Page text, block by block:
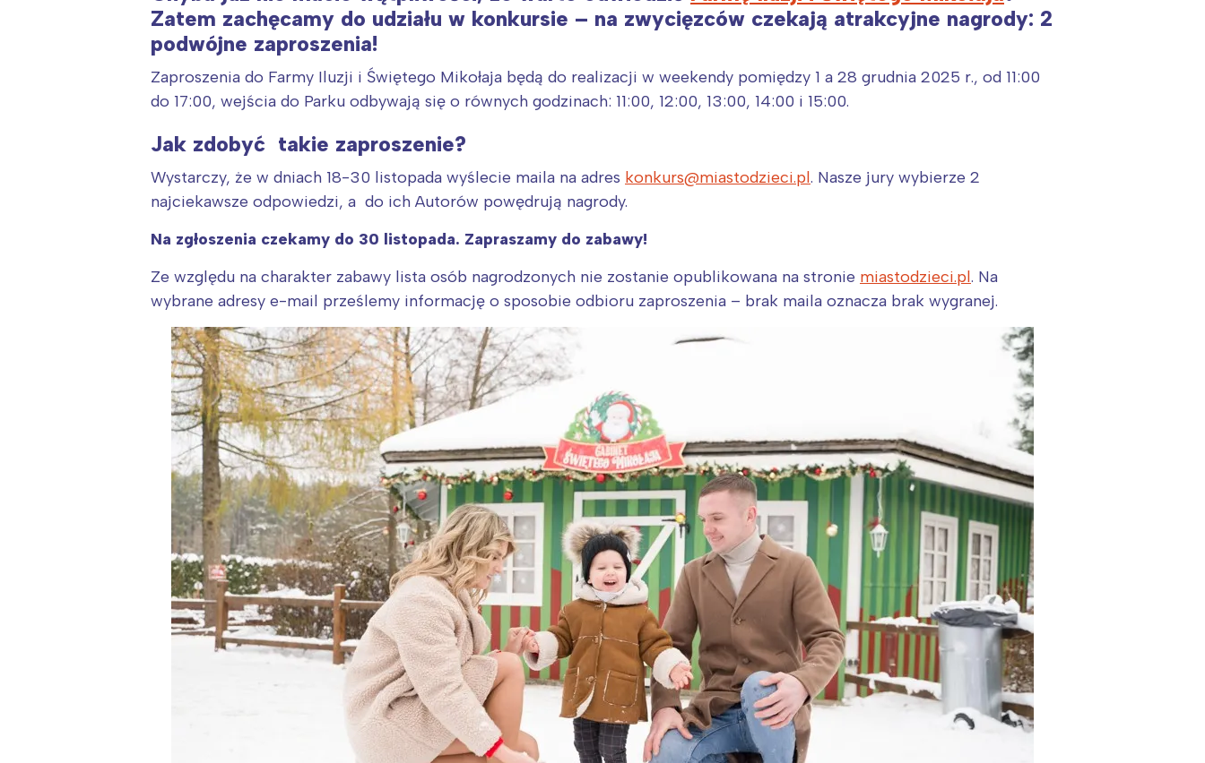
Zatem zachęcamy do udziału w konkursie – na zwycięzców czekają atrakcyjne nagrody: 2
podwójne zaproszenia!
Zaproszenia do Farmy Iluzji i Świętego Mikołaja będą do realizacji w weekendy pomiędzy 1 a 28 grudnia 2025 r., od 11:00
do 17:00, wejścia do Parku odbywają się o równych godzinach: 11:00, 12:00, 13:00, 14:00 i 15:00.
Jak zdobyć takie zaproszenie?
Wystarczy, że w dniach 18-30 listopada wyślecie maila na adres konkurs@miastodzieci.pl. Nasze jury wybierze 2
najciekawsze odpowiedzi, a do ich Autorów powędrują nagrody.
Na zgłoszenia czekamy do 30 listopada. Zapraszamy do zabawy!
Ze względu na charakter zabawy lista osób nagrodzonych nie zostanie opublikowana na stronie miastodzieci.pl. Na
wybrane adresy e-mail prześlemy informację o sposobie odbioru zaproszenia – brak maila oznacza brak wygranej.
Poznań
Północ
Wybieram